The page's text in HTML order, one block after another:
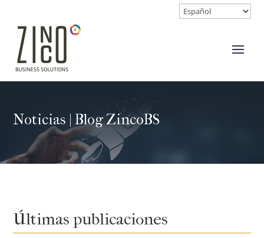
Noticias | Blog ZincoBS
Últimas publicaciones